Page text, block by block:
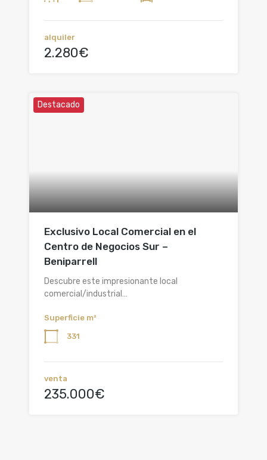
alquiler
2.280€
Destacado
Exclusivo Local Comercial en el
Centro de Negocios Sur –
Beniparrell
Descubre este impresionante local
comercial/industrial…
Superficie m²
331
venta
235.000€